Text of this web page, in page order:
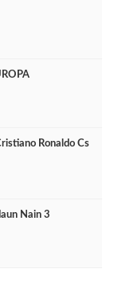
Ronaldo Cs
Nain 3